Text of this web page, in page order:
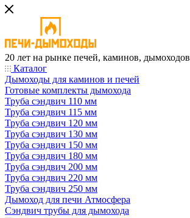
20 лет на рынке печей, каминов, дымоходов
Каталог
Дымоходы для каминов и печей
Готовые комплекты дымохода
Труба сэндвич 110 мм
Труба сэндвич 115 мм
Труба сэндвич 120 мм
Труба сэндвич 130 мм
Труба сэндвич 150 мм
Труба сэндвич 180 мм
Труба сэндвич 200 мм
Труба сэндвич 220 мм
Труба сэндвич 250 мм
Дымоход для печи Атмосфера
Сэндвич трубы для дымохода